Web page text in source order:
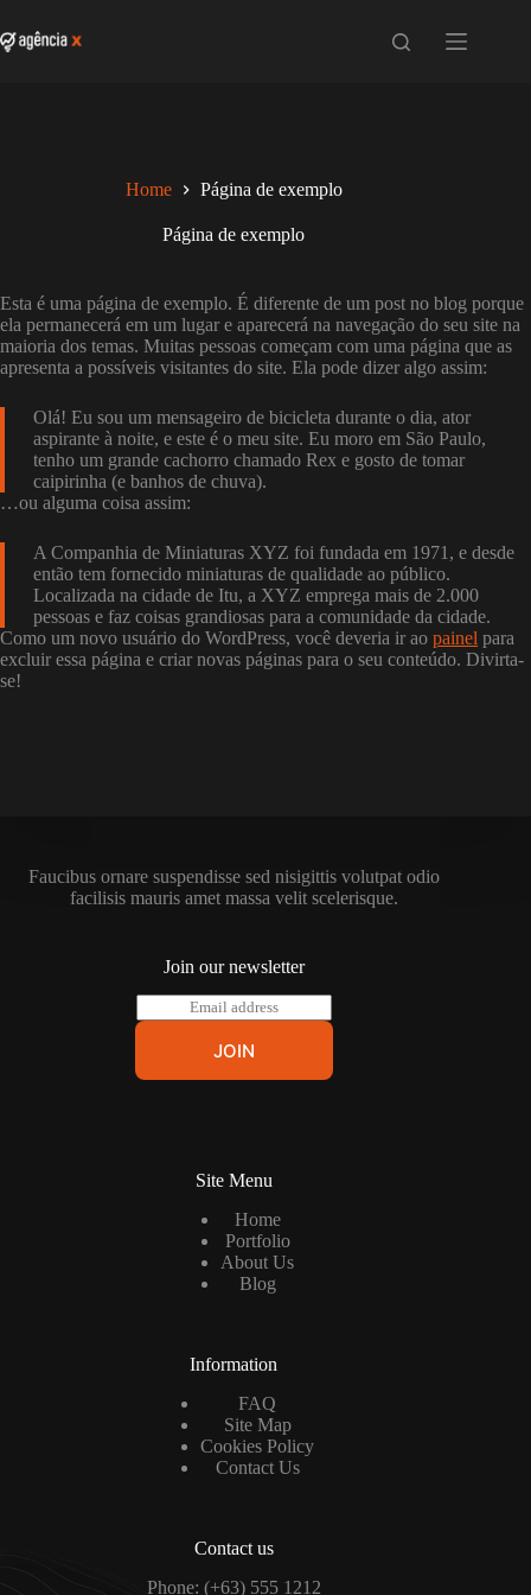
para
o
Home Página de exemplo
Página de exemplo
Esta é uma página de exemplo. É diferente de um post no blog porque
ela permanecerá em um lugar e aparecerá na navegação do seu site na
maioria dos temas. Muitas pessoas começam com uma página que as
apresenta a possíveis visitantes do site. Ela pode dizer algo assim:
Olá! Eu sou um mensageiro de bicicleta durante o dia, ator
aspirante à noite, e este é o meu site. Eu moro em São Paulo,
tenho um grande cachorro chamado Rex e gosto de tomar
caipirinha (e banhos de chuva).
…ou alguma coisa assim:
A Companhia de Miniaturas XYZ foi fundada em 1971, e desde
então tem fornecido miniaturas de qualidade ao público.
Localizada na cidade de Itu, a XYZ emprega mais de 2.000
pessoas e faz coisas grandiosas para a comunidade da cidade.
Como um novo usuário do WordPress, você deveria ir ao painel para
excluir essa página e criar novas páginas para o seu conteúdo. Divirta-
se!
Faucibus ornare suspendisse sed nisigittis volutpat odio
facilisis mauris amet massa velit scelerisque.
Join our newsletter
m
l
JOIN
Site Menu
Home
Portfolio
About Us
Blog
Information
FAQ
Site Map
Cookies Policy
Contact Us
Contact us
Phone: (+63) 555 1212